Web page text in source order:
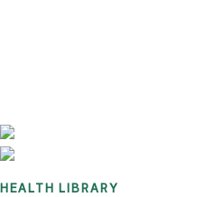
HEALTH LIBRARY